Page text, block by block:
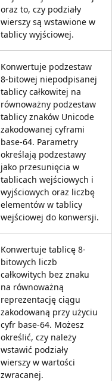
oraz to, czy podziały
wierszy są wstawione w
tablicy wyjściowej.
Konwertuje podzestaw
8-bitowej niepodpisanej
tablicy całkowitej na
równoważny podzestaw
tablicy znaków Unicode
zakodowanej cyframi
base-64. Parametry
określają podzestawy
jako przesunięcia w
tablicach wejściowych i
wyjściowych oraz liczbę
elementów w tablicy
wejściowej do konwersji.
Konwertuje tablicę 8-
bitowych liczb
całkowitych bez znaku
na równoważną
reprezentację ciągu
zakodowaną przy użyciu
cyfr base-64. Możesz
określić, czy należy
wstawić podziały
wierszy w wartości
zwracanej.